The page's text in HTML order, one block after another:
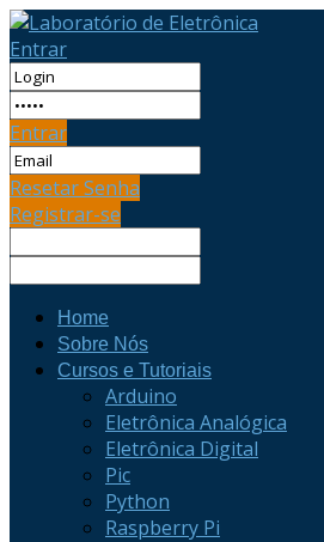
Entrar
Entrar
Resetar Senha
Registrar-se
Home
Sobre Nós
Cursos e Tutoriais
Arduino
Eletrônica Analógica
Eletrônica Digital
Pic
Python
Raspberry Pi